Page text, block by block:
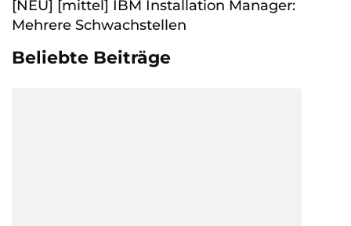
[NEU] [mittel] IBM Installation Manager:
Mehrere Schwachstellen
Beliebte Beiträge